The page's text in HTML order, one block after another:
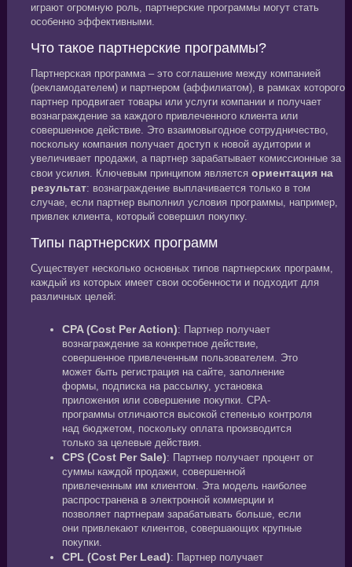
играют огромную роль, партнерские программы могут стать
особенно эффективными.
Что такое партнерские программы?
Партнерская программа – это соглашение между компанией
(рекламодателем) и партнером (аффилиатом), в рамках которого
партнер продвигает товары или услуги компании и получает
вознаграждение за каждого привлеченного клиента или
совершенное действие. Это взаимовыгодное сотрудничество,
поскольку компания получает доступ к новой аудитории и
увеличивает продажи, а партнер зарабатывает комиссионные за
свои усилия. Ключевым принципом является ориентация на
результат: вознаграждение выплачивается только в том
случае, если партнер выполнил условия программы, например,
привлек клиента, который совершил покупку.
Типы партнерских программ
Существует несколько основных типов партнерских программ,
каждый из которых имеет свои особенности и подходит для
различных целей:
CPA (Cost Per Action): Партнер получает
вознаграждение за конкретное действие,
совершенное привлеченным пользователем. Это
может быть регистрация на сайте, заполнение
формы, подписка на рассылку, установка
приложения или совершение покупки. CPA-
программы отличаются высокой степенью контроля
над бюджетом, поскольку оплата производится
только за целевые действия.
CPS (Cost Per Sale): Партнер получает процент от
суммы каждой продажи, совершенной
привлеченным им клиентом. Эта модель наиболее
распространена в электронной коммерции и
позволяет партнерам зарабатывать больше, если
они привлекают клиентов, совершающих крупные
покупки.
CPL (Cost Per Lead): Партнер получает